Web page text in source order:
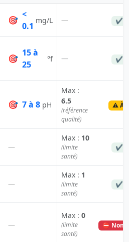
🎯
<
0.1
mg/L — ✔
🎯
15 à
25
°f — ✔
🎯 7 à 8 pH
Max :
6.5
(référence
qualité)
⚠️ À
—
Max : 10
(limite
santé)
✔
—
Max : 1
(limite
santé)
✔
—
Max : 0
(limite
santé)
⛔ Non